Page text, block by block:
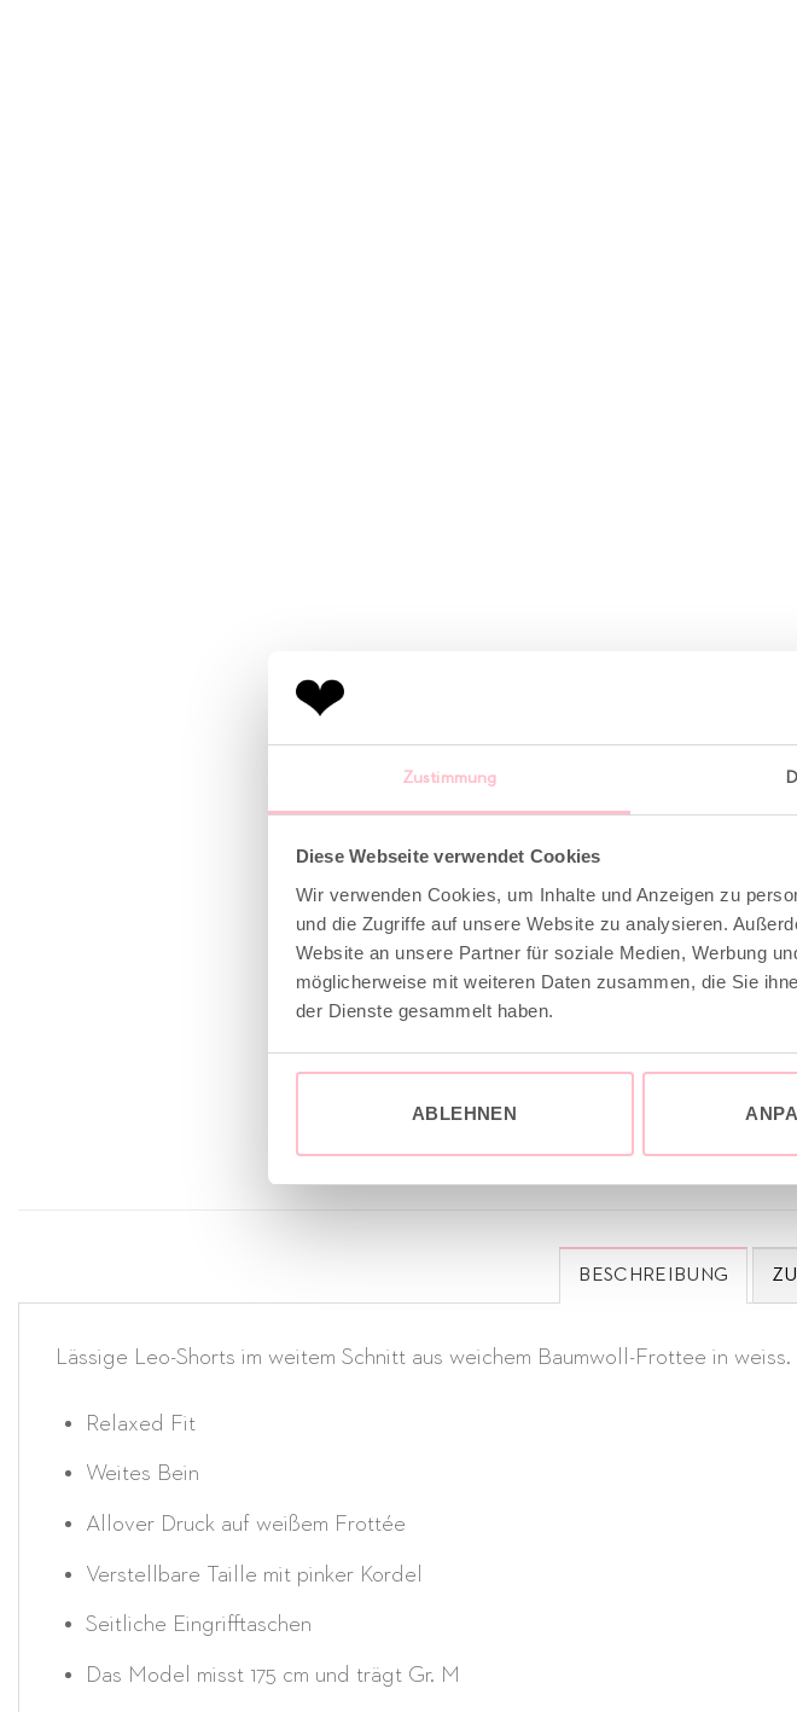
Zustimmung
Diese Webseite verwendet Cookies
Wir verwenden Cookies, um Inhalte und Anzeigen zu
und die Zugriffe auf unsere Website zu analysieren.
Website an unsere Partner für soziale Medien, Werbung
möglicherweise mit weiteren Daten zusammen, die Sie
der Dienste gesammelt haben.
ABLEHNEN
BESCHREIBUNG
Lässige Leo-Shorts im weitem Schnitt aus weichem Baumwoll-Frottee in weiss.
Relaxed Fit
Weites Bein
Allover Druck auf weißem Frottée
Verstellbare Taille mit pinker Kordel
Seitliche Eingrifftaschen
Das Model misst 175 cm und trägt Gr. M